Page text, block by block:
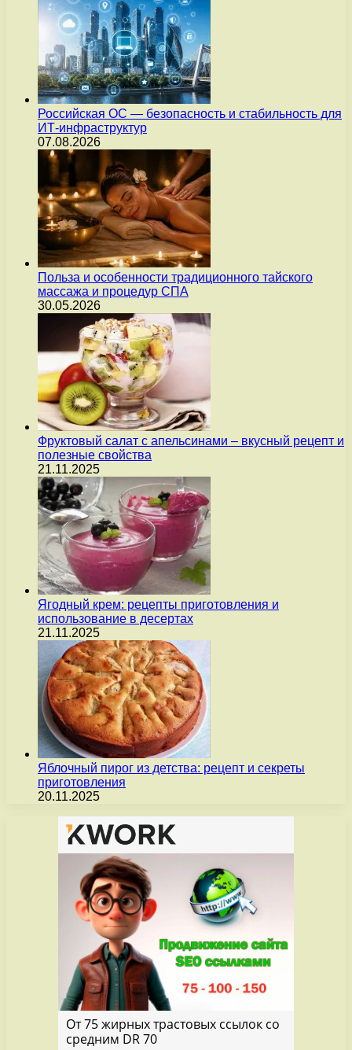
Российская ОС — безопасность и стабильность для
ИТ-инфраструктур
07.08.2026
Польза и особенности традиционного тайского
массажа и процедур СПА
30.05.2026
Фруктовый салат с апельсинами – вкусный рецепт и
полезные свойства
21.11.2025
Ягодный крем: рецепты приготовления и
использование в десертах
21.11.2025
Яблочный пирог из детства: рецепт и секреты
приготовления
20.11.2025